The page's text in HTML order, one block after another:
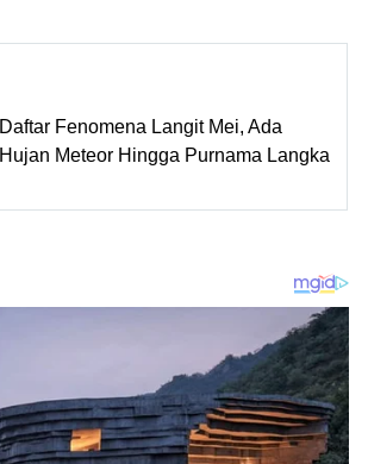
Daftar Fenomena Langit Mei, Ada
Hujan Meteor Hingga Purnama Langka